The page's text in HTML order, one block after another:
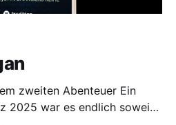
zweiten Abenteuer Ein
2025 war es endlich soweit: